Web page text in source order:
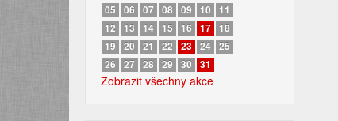
05
06 07 08 09 10
11
12
13 14 15 16 17 18
19
20 21 22 23 24
25
26
27 28 29 30 31
Zobrazit všechny akce